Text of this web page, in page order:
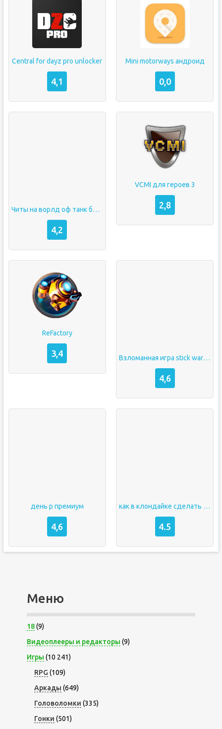
Central for dayz pro unlocker
4,1
Mini motorways андроид
0,0
Читы на ворлд оф танк блиц
4,2
VCMI для героев 3
2,8
ReFactory
3,4 Взломанная игра stick war legacy
4,6
день р премиум
4,6
как в клондайке сделать бесконечную энергию
4.5
Меню
18(9)
Видеоплееры и редакторы (9)
Игры (10 241)
RPG (109)
Аркады (649)
Головоломки (335)
Гонки (501)